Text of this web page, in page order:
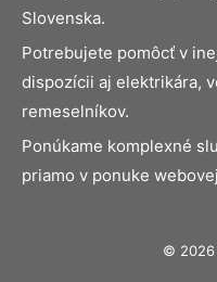
Slovenska.
Potrebujete pomôcť v
dispozícii aj elektrikára,
remeselníkov.
Ponúkame komplexné
priamo v ponuke
© 2026